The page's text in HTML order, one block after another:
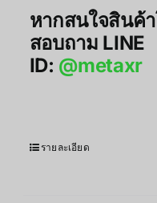
หากสนใจสินค้
สอบถาม LINE
ID: @metaxr
รายละเอียด